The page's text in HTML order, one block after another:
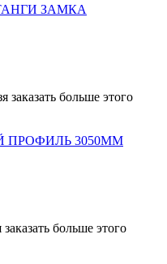
ЗАМКА
заказать больше этого
ПРОФИЛЬ 3050ММ
больше этого